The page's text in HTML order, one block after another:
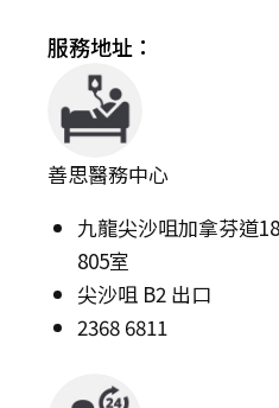
服務地址：
善思醫務中心
九龍尖沙咀加拿芬道
805室
尖沙咀 B2 出口
2368 6811